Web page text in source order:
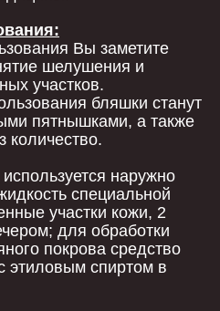
Вы заметите
шелушения и
участков.
бляшки станут
пятнышками, а также
количество.
используется наружно
специальной
участки кожи, 2
для обработки
покрова средство
этиловым спиртом в